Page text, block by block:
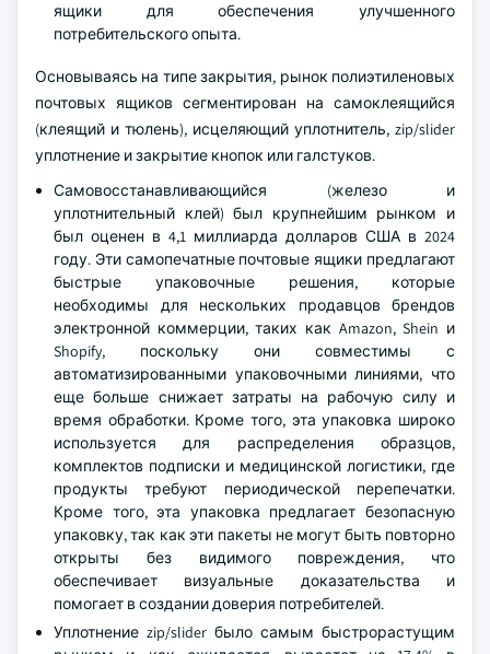
ящики для обеспечения улучшенного
потребительского опыта.
Основываясь на типе закрытия, рынок полиэтиленовых
почтовых ящиков сегментирован на самоклеящийся
(клеящий и тюлень), исцеляющий уплотнитель, zip/slider
уплотнение и закрытие кнопок или галстуков.
Самовосстанавливающийся (железо и
уплотнительный клей) был крупнейшим рынком и
был оценен в 4,1 миллиарда долларов США в 2024
году. Эти самопечатные почтовые ящики предлагают
быстрые упаковочные решения, которые
необходимы для нескольких продавцов брендов
электронной коммерции, таких как Amazon, Shein и
Shopify, поскольку они совместимы с
автоматизированными упаковочными линиями, что
еще больше снижает затраты на рабочую силу и
время обработки. Кроме того, эта упаковка широко
используется для распределения образцов,
комплектов подписки и медицинской логистики, где
продукты требуют периодической перепечатки.
Кроме того, эта упаковка предлагает безопасную
упаковку, так как эти пакеты не могут быть повторно
открыты без видимого повреждения, что
обеспечивает визуальные доказательства и
помогает в создании доверия потребителей.
Уплотнение zip/slider было самым быстрорастущим